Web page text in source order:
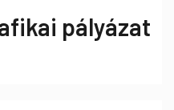
pályázat